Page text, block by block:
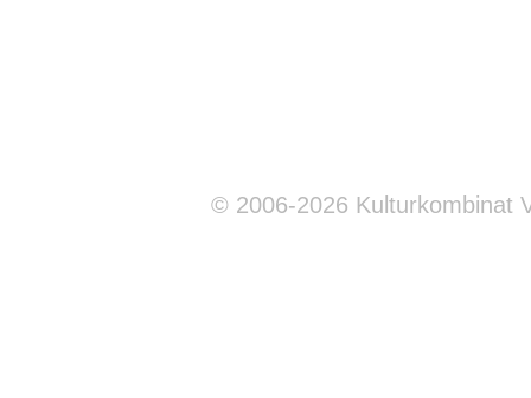
© 2006-2026